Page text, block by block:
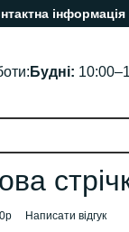
інформація
Будні:
Написати відгук